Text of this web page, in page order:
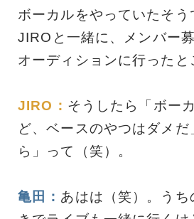
ボーカルをやっていたそう
JIROと一緒に、メンバー
オーディションに行った
JIRO： そうしたら「ボー
ど、ベースのやつはダメ
ら」って（笑）。
亀田： あはは（笑）。う